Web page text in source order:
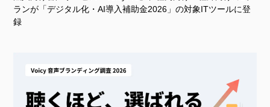
ランが「デジタル化・AI導入補助金2026」の対象ITツールに登
録